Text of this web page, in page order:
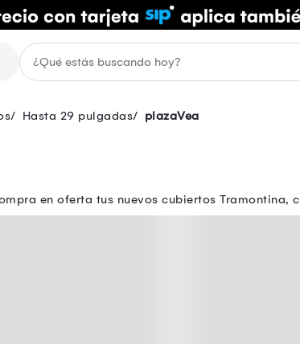
Hasta 29 pulgadas plazaVea
en oferta tus nuevos cubiertos